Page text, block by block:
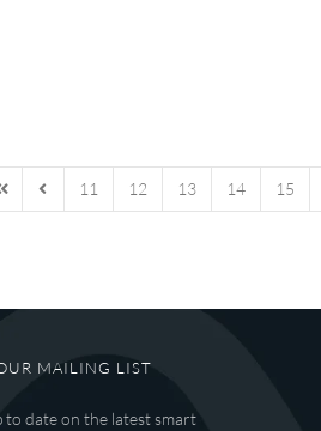
PagePrevious Page
11 12 13 14 15
MAILING LIST
to date on the latest smart